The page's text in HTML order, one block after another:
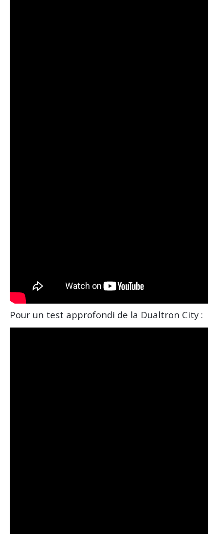
Pour un test approfondi de la Dualtron City :